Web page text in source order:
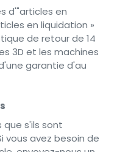
d'"articles en
en liquidation »
de retour de 14
3D et les machines
garantie d'au
que s'ils sont
vous avez besoin de